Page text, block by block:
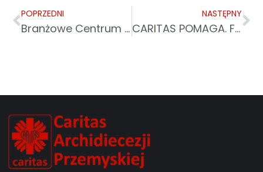
POPRZEDNI
Branżowe Centrum Umiejętności w Dziedzinie Gastronomii i Kelnerstwa
NASTĘPNY
CARITAS POMAGA. FAKTY I LICZBY